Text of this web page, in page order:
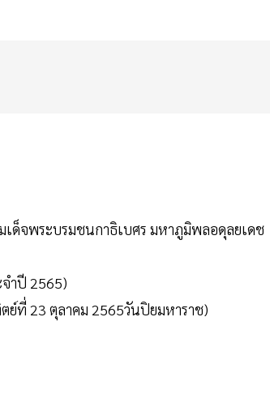
ด็จพระบรมชนกาธิเบศร มหาภูมิพลอดุลยเดช
ำปี 2565)
ที่ 23 ตุลาคม 2565วันปิยมหาราช)